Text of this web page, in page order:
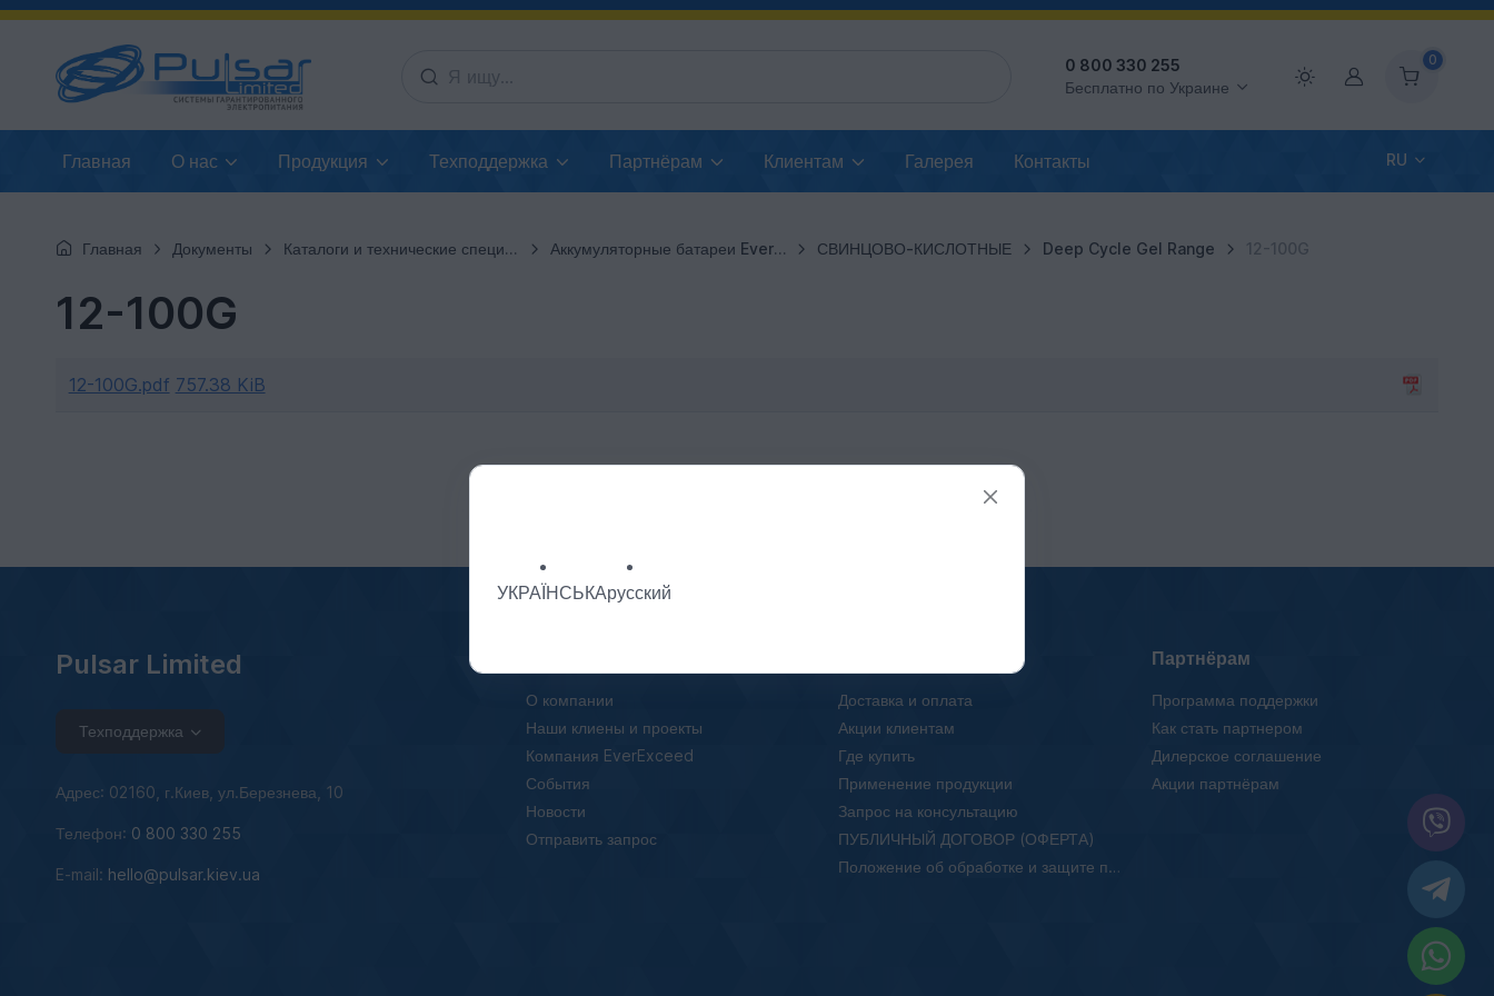
0 800 330 255
Бесплатно по Украине
Аккаунт
0
Главная О нас Продукция Техподдержка Партнёрам Клиентам Галерея Контакты RU
Главная Документы Каталоги и технические спецификации Аккумуляторные батареи EverExceed СВИНЦОВО-КИСЛОТНЫЕ Deep Cycle Gel Range 12-100G
12-100G
12-100G.pdf 757.38 KiB
Pulsar Limited
Техподдержка
Адрес: 02160, г.Киев, ул.Березнева, 10
Телефон: 0 800 330 255
E-mail: hello@pulsar.kiev.ua
О компании
Наши клиены и проекты
Компания EverExceed
События
Новости
Отправить запрос
Доставка и оплата
Акции клиентам
Где купить
Применение продукции
Запрос на консультацию
ПУБЛИЧНЫЙ ДОГОВОР (ОФЕРТА)
Положение об обработке и защите персональных данных
Партнёрам
Программа поддержки
Как стать партнером
Дилерское соглашение
Акции партнёрам
УКРАЇНСЬКАрусский